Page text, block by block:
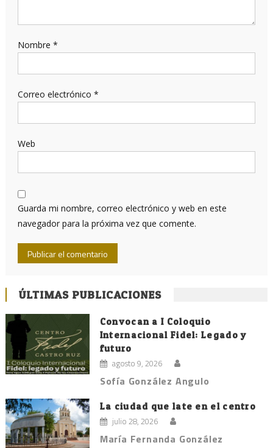
Nombre *
Correo electrónico *
Web
Guarda mi nombre, correo electrónico y web en este
navegador para la próxima vez que comente.
ÚLTIMAS PUBLICACIONES
Convocan a I Coloquio
Internacional Fidel: Legado y
futuro
agosto 9, 2026
Sofía González Angulo
La ciudad que late en el centro
julio 28, 2026
María Fernanda González